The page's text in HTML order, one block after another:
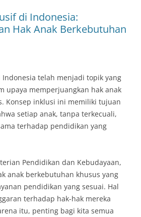
di Indonesia:
Hak Anak Berkebutuhan
telah menjadi topik yang
upaya memperjuangkan hak anak
Konsep inklusi ini memiliki tujuan
setiap anak, tanpa terkecuali,
terhadap pendidikan yang
Pendidikan dan Kebudayaan,
anak berkebutuhan khusus yang
pendidikan yang sesuai. Hal
terhadap hak-hak mereka
itu, penting bagi kita semua